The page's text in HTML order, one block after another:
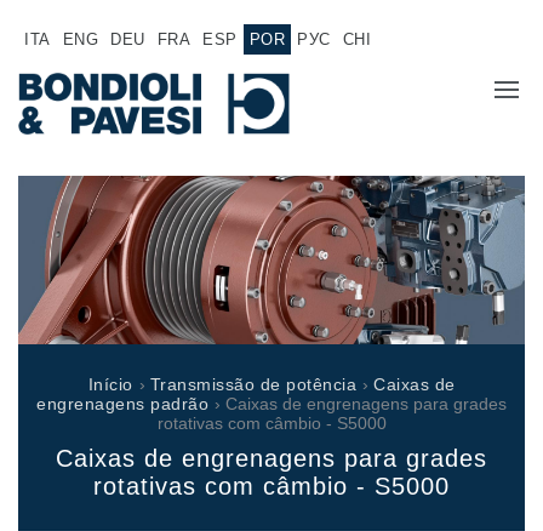
ITA ENG DEU FRA ESP POR РУС CHI
SOBRE NÓS
PRODUTOS
APLICAÇÕES
REDE DE VENDAS
TRABALHE CONOSCO
DOCUMENTAÇÃO
Transmissão de potência
Transmissões Cardânicas
Caixas de engrenagens fabricadas para Bondioli & Pavesi
Caixas de engrenagens com eixos paralelos
Caixas de engrenagens especiais
Caixas Pump Drive
Início › Transmissão de potência › Caixas de
engrenagens padrão › Caixas de engrenagens para grades
rotativas com câmbio - S5000
Caixas de engrenagens para grades
rotativas com câmbio - S5000